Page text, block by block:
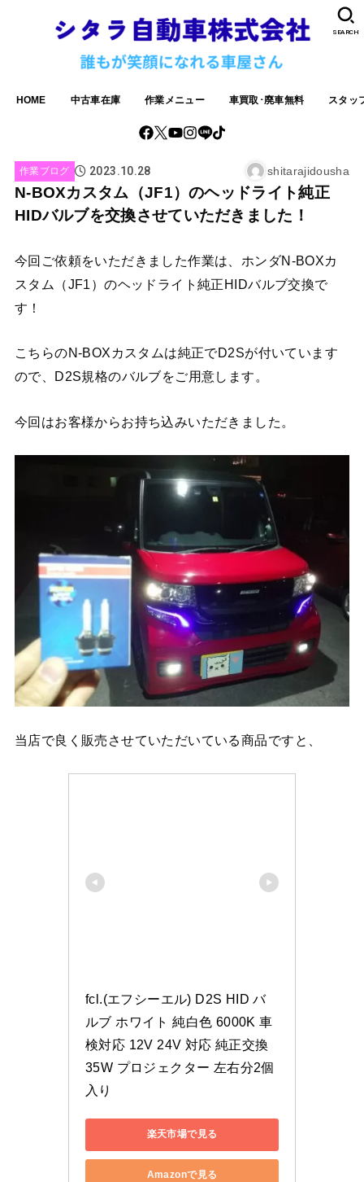
HOME 中古車在庫 作業メニュー 車買取･廃車無料 スタッ
SEARCH
作業ブログ 2023.10.28 shitarajidousha
N-BOXカスタム（JF1）のヘッドライト純正
HIDバルブを交換させていただきました！
今回ご依頼をいただきました作業は、ホンダN-BOXカ
スタム（JF1）のヘッドライト純正HIDバルブ交換で
す！
こちらのN-BOXカスタムは純正でD2Sが付いています
ので、D2S規格のバルブをご用意します。
今回はお客様からお持ち込みいただきました。
当店で良く販売させていただいている商品ですと、
fcl.(エフシーエル) D2S HID バ
ルブ ホワイト 純白色 6000K 車
検対応 12V 24V 対応 純正交換
35W プロジェクター 左右分2個
入り
楽天市場で見る
Amazonで見る